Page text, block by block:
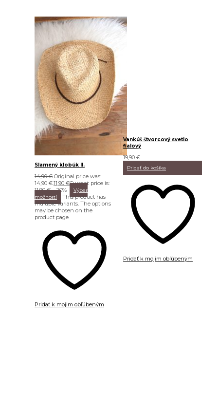
Slamený klobúk II.
14,90€ Original price was:
14,90 €.11,90 €Current price is:
11,90 €. -20%
Výber
možností
This product has
multiple variants. The options
may be chosen on the
product page
Pridať k mojim obľúbeným
Vankúš štvorcový svetlo
fialový
19,90€
Pridať do košíka
Pridať k mojim obľúbeným